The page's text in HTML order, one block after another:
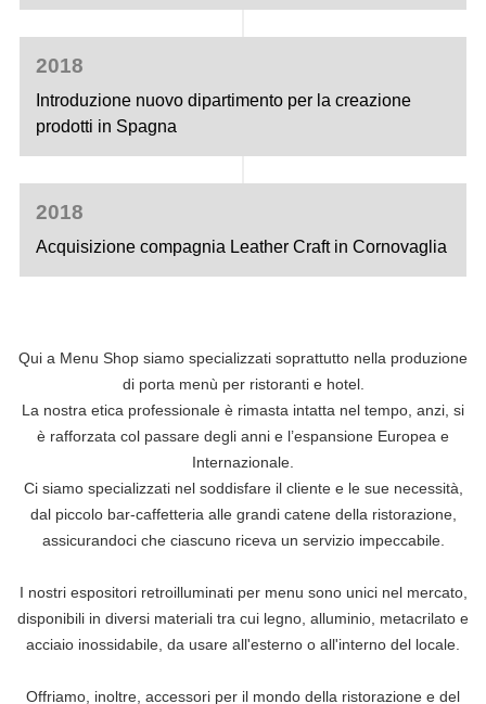
2018
Introduzione nuovo dipartimento per la creazione
prodotti in Spagna
2018
Acquisizione compagnia Leather Craft in Cornovaglia
Qui a Menu Shop siamo specializzati soprattutto nella produzione
di porta menù per ristoranti e hotel.
La nostra etica professionale è rimasta intatta nel tempo, anzi, si
è rafforzata col passare degli anni e l’espansione Europea e
Internazionale.
Ci siamo specializzati nel soddisfare il cliente e le sue necessità,
dal piccolo bar-caffetteria alle grandi catene della ristorazione,
assicurandoci che ciascuno riceva un servizio impeccabile.
I nostri espositori retroilluminati per menu sono unici nel mercato,
disponibili in diversi materiali tra cui legno, alluminio, metacrilato e
acciaio inossidabile, da usare all'esterno o all'interno del locale.
Offriamo, inoltre, accessori per il mondo della ristorazione e del